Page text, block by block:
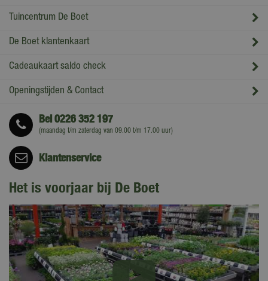
Tuincentrum De Boet
De Boet klantenkaart
Cadeaukaart saldo check
Openingstijden & Contact
Bel0226 352 197
(maandag t/m zaterdag van 09.00 t/m 17.00 uur)
Klantenservice
Het is voorjaar bij De Boet